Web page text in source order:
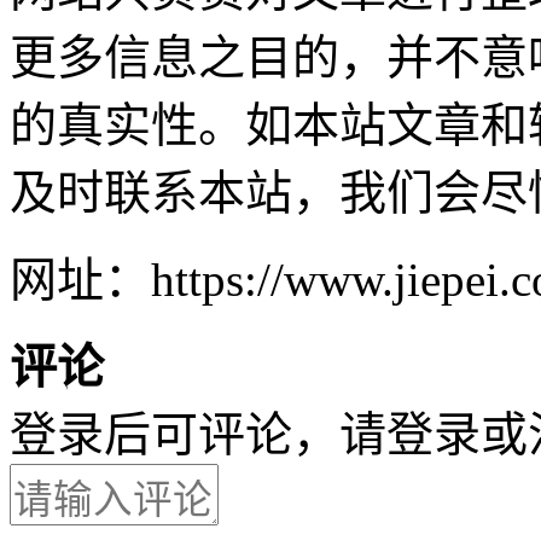
更多信息之目的，并不
的真实性。如本站文章
及时联系本站，我们会
网址：https://
评论
登录后可评论，请登录或